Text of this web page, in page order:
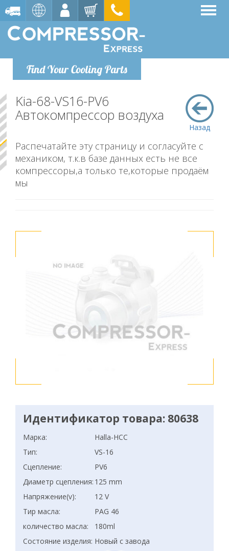
Find Your Cooling Parts
Назад
Kia-68-VS16-PV6
Автокомпрессор воздуха
Распечатайте эту страницу и согласуйте с
механиком, т.к.в базе данных есть не все
компрессоры,а только те,которые продаём
мы
Идентификатор товара: 80638
Марка:
Halla-HCC
Тип:
VS-16
Сцепление:
PV6
Диаметр сцепления: 125 mm
Напряжение(v):
12 V
Тир масла:
PAG 46
количество масла:
180ml
Состояние изделия: Новый с завода